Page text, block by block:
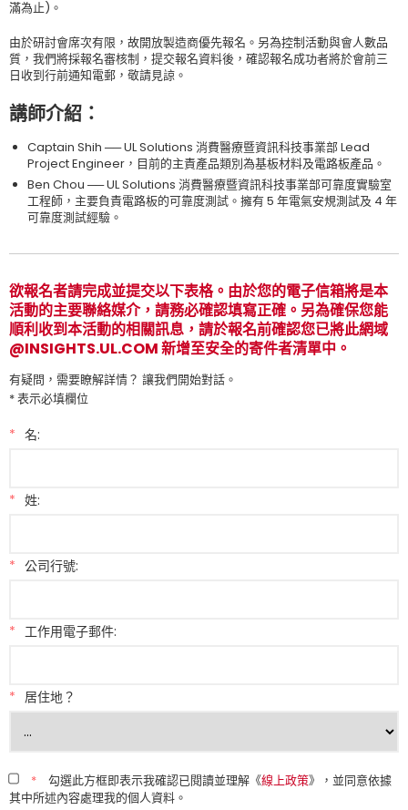
滿為止)。
由於研討會席次有限，故開放製造商優先報名。另為控制活動與會人數品
質，我們將採報名審核制，提交報名資料後，確認報名成功者將於會前三
日收到行前通知電郵，敬請見諒。
講師介紹 ：
Captain Shih ── UL Solutions 消費醫療暨資訊科技事業部 Lead
Project Engineer，目前的主責產品類別為基板材料及電路板產品。
Ben Chou ── UL Solutions 消費醫療暨資訊科技事業部可靠度實驗室
工程師，主要負責電路板的可靠度測試。擁有 5 年電氣安規測試及 4 年
可靠度測試經驗。
欲報名者請完成並提交以下表格。由於您的電子信箱將是本
活動的主要聯絡媒介，請務必確認填寫正確。另為確保您能
順利收到本活動的相關訊息，請於報名前確認您已將此網域
@INSIGHTS.UL.COM 新增至安全的寄件者清單中。
有疑問，需要瞭解詳情？ 讓我們開始對話。
* 表示必填欄位
* 名:
* 姓:
* 公司行號:
* 工作用電子郵件:
* 居住地？
* 勾選此方框即表示我確認已閱讀並理解《線上政策》，並同意依據
其中所述內容處理我的個人資料。